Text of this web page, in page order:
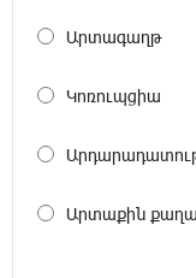
Вайка
Новые
Արտագաղթ
Կոռուպցիա
Արտաքին